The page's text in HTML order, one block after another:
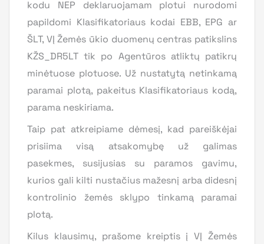
kodu NEP deklaruojamam plotui nurodomi
papildomi Klasifikatoriaus kodai EBB, EPG ar
ŠLT, VĮ Žemės ūkio duomenų centras patikslins
KŽS_DR5LT tik po Agentūros atliktų patikrų
minėtuose plotuose. Už nustatytą netinkamą
paramai plotą, pakeitus Klasifikatoriaus kodą,
parama neskiriama.
Taip pat atkreipiame dėmesį, kad pareiškėjai
prisiima visą atsakomybę už galimas
pasekmes, susijusias su paramos gavimu,
kurios gali kilti nustačius mažesnį arba didesnį
kontrolinio žemės sklypo tinkamą paramai
plotą.
Kilus klausimų, prašome kreiptis į VĮ Žemės